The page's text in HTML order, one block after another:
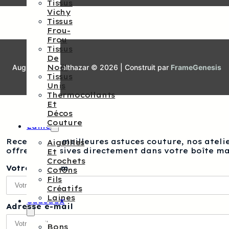
Tissus
Vichy
Tissus
Frou-
Frou
Tissus
De
Noël
Tissus
Unis
Thermocollants
Et
Décos
Couture
Laine
Aiguilles
Et
Crochets
Cotons
Fils
Créatifs
Laines
Cadeaux
Bons
Augustine et Balthazar © 2026 | Construit par FrameGenesis
Recevez nos meilleures astuces couture, nos
offres exclusives directement dans votre boîte
Votre prénom
Adresse e-mail